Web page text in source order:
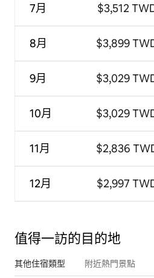
7月
8月
9月
10月
11月
12月
$3,512
$3,899
$3,029
$3,029
$2,836
$2,997
值得一訪的目的地
其他住宿類型 附近熱門景點